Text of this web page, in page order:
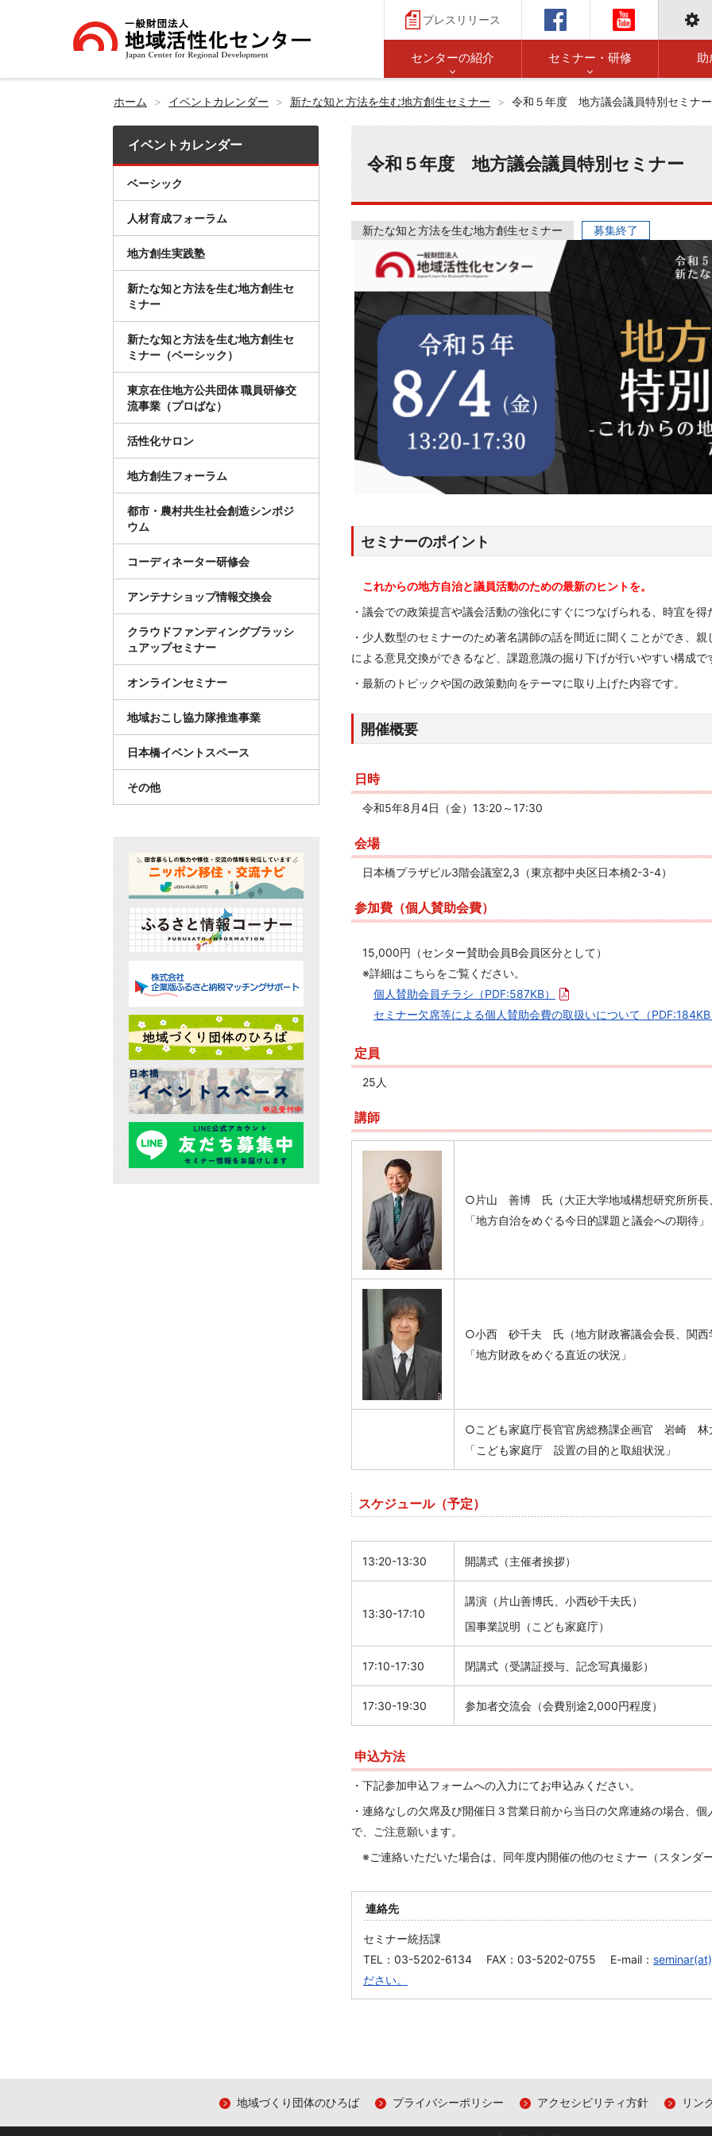
プレスリリース
センターの紹介 セミナー・研修 助
ホーム イベントカレンダー 新たな知と方法を生む地方創生セミナー 令和５年度 地方議会議員特別セミナー
令和５年度 地方議会議員特別セミナー
新たな知と方法を生む地方創生セミナー 募集終了
セミナーのポイント
これからの地方自治と議員活動のための最新のヒントを。
・議会での政策提言や議会活動の強化にすぐにつなげられる、時宜を
・少人数型のセミナーのため著名講師の話を間近に聞くことができ、
による意見交換ができるなど、課題意識の掘り下げが行いやすい構成で
・最新のトピックや国の政策動向をテーマに取り上げた内容です。
開催概要
日時
令和5年8月4日（金）13:20～17:30
会場
日本橋プラザビル3階会議室2,3（東京都中央区日本橋2-3-4）
参加費（個人賛助会費）
15,000円（センター賛助会員B会員区分として）
※詳細はこちらをご覧ください。
個人賛助会員チラシ （PDF:587KB）
セミナー欠席等による個人賛助会費の取扱いについて （
定員
25人
講師
○片山 善博 氏（大正大学地域構想研究所所長
「地方自治をめぐる今日的課題と議会への期待」
○小西 砂千夫 氏（地方財政審議会会長、関西
「地方財政をめぐる直近の状況」
○こども家庭庁長官官房総務課企画官 岩崎
「こども家庭庁 設置の目的と取組状況」
スケジュール（予定）
13:20-13:30 開講式（主催者挨拶）
13:30-17:10
講演（片山善博氏、小西砂千夫氏）
国事業説明（こども家庭庁）
17:10-17:30 閉講式（受講証授与、記念写真撮影）
17:30-19:30 参加者交流会（会費別途2,000円程度）
申込方法
・下記参加申込フォームへの入力にてお申込みください。
・ 連絡なしの欠席及び開催日３営業日前から当日の欠席連絡の場合、
で、ご注意願います。
※ご連絡いただいた場合は、同年度内開催の他のセミナー（スタンダ
連絡先
セミナー統括課
TEL：03-5202-6134 FAX：03-5202-0755 E-mail：
ださい。
イベントカレンダー
ベーシック
人材育成フォーラム
地方創生実践塾
新たな知と方法を生む地方創生セ
ミナー
新たな知と方法を生む地方創生セ
ミナー（ベーシック）
東京在住地方公共団体 職員研修交
流事業（プロばな）
活性化サロン
地方創生フォーラム
都市・農村共生社会創造シンポジ
ウム
コーディネーター研修会
アンテナショップ情報交換会
クラウドファンディングブラッシ
ュアップセミナー
オンラインセミナー
地域おこし協力隊推進事業
日本橋イベントスペース
その他
地域づくり団体のひろば プライバシーポリシー アクセシビリティ方針 リン